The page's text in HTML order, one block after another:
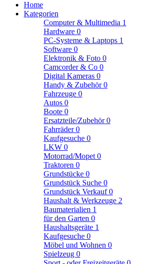
Home
Kategorien
Computer & Multimedia 1
Hardware 0
PC-Systeme & Laptops 1
Software 0
Elektronik & Foto 0
Camcorder & Co 0
Digital Kameras 0
Handy & Zubehör0
Fahrzeuge 0
Autos 0
Boote 0
Ersatzteile/Zubehör0
Fahrräder0
Kaufgesuche 0
LKW 0
Motorrad/Mopet 0
Traktoren 0
Grundstücke 0
Grundstück Suche 0
Grundstück Verkauf0
Haushalt & Werkzeuge 2
Baumaterialien 1
für den Garten 0
Haushaltsgeräte 1
Kaufgesuche 0
Möbel und Wohnen 0
Spielzeug 0